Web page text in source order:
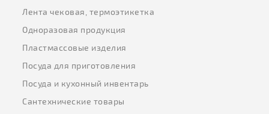
Лента чековая, термоэтикетка
Одноразовая продукция
Пластмассовые изделия
Посуда для приготовления
Посуда и кухонный инвентарь
Сантехнические товары